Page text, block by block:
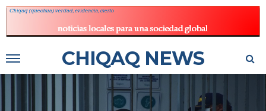
CHIQAQ NEWS